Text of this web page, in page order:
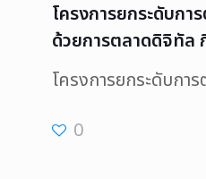
โครงการยกระดับก
ด้วยการตลาดดิจิทัล
โครงการยกระดับกา
0